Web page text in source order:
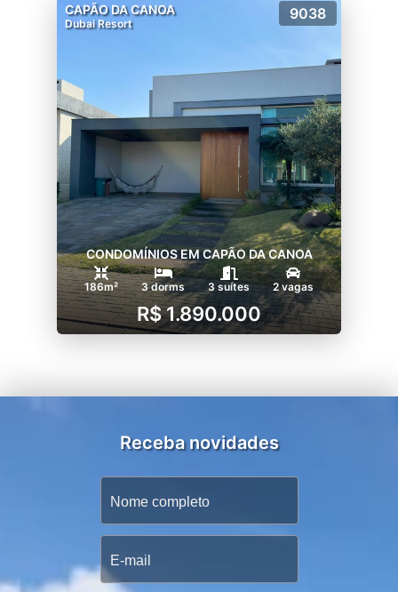
CAPÃO DA CANOA
Dubai Resort
9038
CONDOMÍNIOS EM CAPÃO DA CANOA
186m² 3 dorms 3 suítes 2 vagas
R$ 1.890.000
Receba novidades